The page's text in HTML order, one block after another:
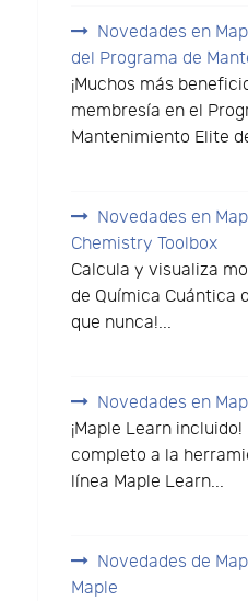
Novedades en
del Programa de
¡Muchos más
membresía en el
Mantenimiento Elite
Novedades en
Chemistry Toolbox
Calcula y visualiza
de Química Cuántica
que nunca!...
Novedades en
¡Maple Learn
completo a la
línea Maple Learn...
Novedades de
Maple